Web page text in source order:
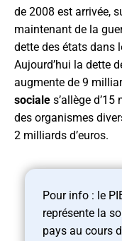
de 2008 est arrivée,
maintenant de la
dette des états dans
Aujourd’hui la dette
augmente de 9
sociale s’allège
des organismes
2 milliards d’euros.
Pour info : le
représente la
pays au cours